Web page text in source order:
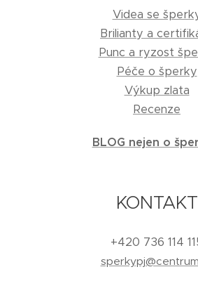
Videa se
Brilianty a
Punc a ryzost
Péče o šperky
Výkup zlata
Recenze
BLOG nejen o
KONTAKT
+420 736 114